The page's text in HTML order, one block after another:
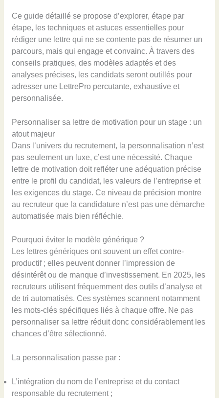
Ce guide détaillé se propose d’explorer, étape par
étape, les techniques et astuces essentielles pour
rédiger une lettre qui ne se contente pas de résumer un
parcours, mais qui engage et convainc. À travers des
conseils pratiques, des modèles adaptés et des
analyses précises, les candidats seront outillés pour
adresser une LettrePro percutante, exhaustive et
personnalisée.
Personnaliser sa lettre de motivation pour un stage : un
atout majeur
Dans l’univers du recrutement, la personnalisation n’est
pas seulement un luxe, c’est une nécessité. Chaque
lettre de motivation doit refléter une adéquation précise
entre le profil du candidat, les valeurs de l’entreprise et
les exigences du stage. Ce niveau de précision montre
au recruteur que la candidature n’est pas une démarche
automatisée mais bien réfléchie.
Pourquoi éviter le modèle générique ?
Les lettres génériques ont souvent un effet contre-
productif ; elles peuvent donner l’impression de
désintérêt ou de manque d’investissement. En 2025, les
recruteurs utilisent fréquemment des outils d’analyse et
de tri automatisés. Ces systèmes scannent notamment
les mots-clés spécifiques liés à chaque offre. Ne pas
personnaliser sa lettre réduit donc considérablement les
chances d’être sélectionné.
La personnalisation passe par :
L’intégration du nom de l’entreprise et du contact
responsable du recrutement ;